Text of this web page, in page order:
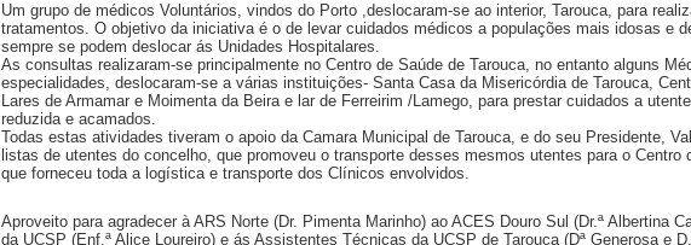
Um grupo de médicos Voluntários, vindos do Porto ,deslocaram-se ao interior, Tarouca, para
tratamentos. O objetivo da iniciativa é o de levar cuidados médicos a populações mais idosas e
sempre se podem deslocar ás Unidades Hospitalares.
As consultas realizaram-se principalmente no Centro de Saúde de Tarouca, no entanto alguns
especialidades, deslocaram-se a várias instituições- Santa Casa da Misericórdia de Tarouca,
Lares de Armamar e Moimenta da Beira e lar de Ferreirim /Lamego, para prestar cuidados a
reduzida e acamados.
Todas estas atividades tiveram o apoio da Camara Municipal de Tarouca, e do seu Presidente,
listas de utentes do concelho, que promoveu o transporte desses mesmos utentes para o Centro
que forneceu toda a logística e transporte dos Clínicos envolvidos.
Aproveito para agradecer à ARS Norte (Dr. Pimenta Marinho) ao ACES Douro Sul (Dr.ª Albertina
da UCSP (Enf.ª Alice Loureiro) e ás Assistentes Técnicas da UCSP de Tarouca (Dª Generosa e